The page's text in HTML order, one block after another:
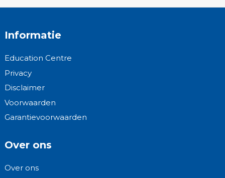
Informatie
Education Centre
Privacy
Disclaimer
Voorwaarden
Garantievoorwaarden
Over ons
Over ons